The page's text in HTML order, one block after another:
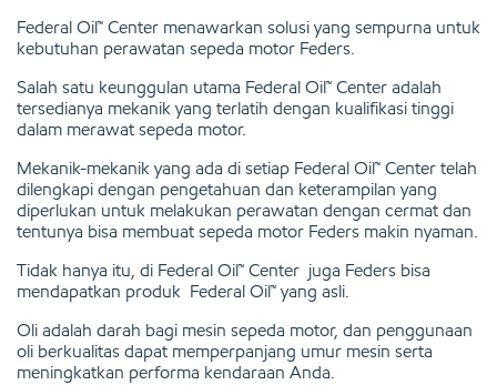
Federal Oil™ Center menawarkan solusi yang sempurna untuk
kebutuhan perawatan sepeda motor Feders.
Salah satu keunggulan utama Federal Oil™ Center adalah
tersedianya mekanik yang terlatih dengan kualifikasi tinggi
dalam merawat sepeda motor.
Mekanik-mekanik yang ada di setiap Federal Oil™ Center telah
dilengkapi dengan pengetahuan dan keterampilan yang
diperlukan untuk melakukan perawatan dengan cermat dan
tentunya bisa membuat sepeda motor Feders makin nyaman.
Tidak hanya itu, di Federal Oil™ Center juga Feders bisa
mendapatkan produk Federal Oil™ yang asli.
Oli adalah darah bagi mesin sepeda motor, dan penggunaan
oli berkualitas dapat memperpanjang umur mesin serta
meningkatkan performa kendaraan Anda.